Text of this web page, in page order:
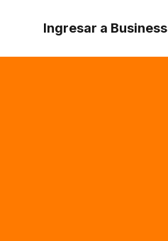
Ingresar a Business